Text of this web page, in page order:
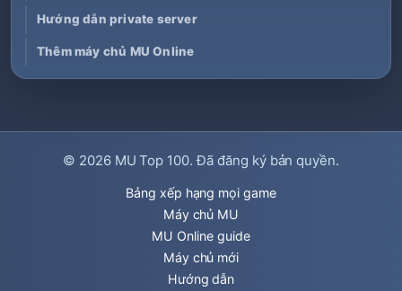
Hướng dẫn private server
Thêm máy chủ MU Online
© 2026 MU Top 100. Đã đăng ký bản quyền.
Bảng xếp hạng mọi game
Máy chủ MU
MU Online guide
Máy chủ mới
Hướng dẫn